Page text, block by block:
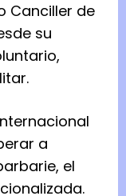
Canciller de
su
a
el